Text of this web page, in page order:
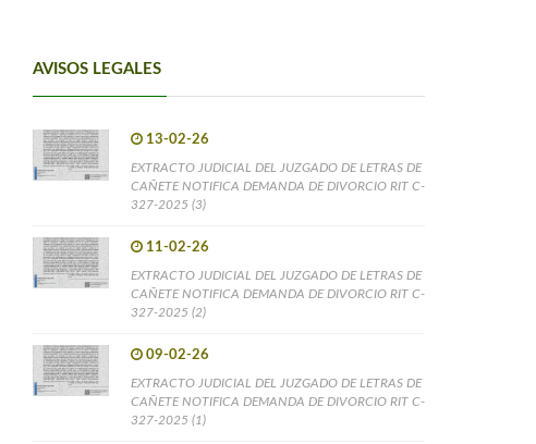
AVISOS LEGALES
13-02-26
EXTRACTO JUDICIAL DEL JUZGADO DE LETRAS DE
CAÑETE NOTIFICA DEMANDA DE DIVORCIO RIT C-
327-2025 (3)
11-02-26
EXTRACTO JUDICIAL DEL JUZGADO DE LETRAS DE
CAÑETE NOTIFICA DEMANDA DE DIVORCIO RIT C-
327-2025 (2)
09-02-26
EXTRACTO JUDICIAL DEL JUZGADO DE LETRAS DE
CAÑETE NOTIFICA DEMANDA DE DIVORCIO RIT C-
327-2025 (1)